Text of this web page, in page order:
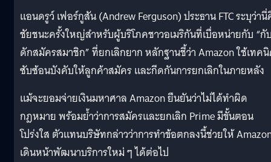
แอนดรูว์ เฟอร์กูสัน (Andrew Ferguson) ประธาน FTC ระบุว่า
ชัยชนะครั้งใหญ่สำหรับผู้บริโภคชาวอเมริกันที่เบื่อหน่ายกับ “กั
ดักสมัครสมาชิก” ที่ยกเลิกยาก หลักฐานชี้ว่า Amazon ใช้เทค
ซับซ้อนบังคับให้ลูกค้าสมัคร และกีดกันการยกเลิกในภายหลัง
แม้จะยอมจ่ายเงินมหาศาล Amazon ยืนยันว่าไม่ได้ทำผิด
กฎหมาย พร้อมย้ำว่าการสมัครและยกเลิก Prime มีขั้นตอน
โปร่งใส ตัวแทนบริษัทกล่าวว่าการทำข้อตกลงนี้ช่วยให้
เดินหน้าพัฒนาบริการใหม่ ๆ ได้ต่อไป